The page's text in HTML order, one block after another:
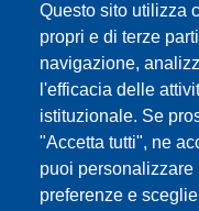
Questo sito utilizza
propri e di terze
navigazione,
l'efficacia delle
istituzionale. Se
"Accetta tutti", ne
puoi
preferenze e
Partita IVA:
e-mail: urp@unimore.it
PEC: primo contatto:
Indirizzo ReGIndE per
Sede di Modena: Via
2056511 - Fax 059